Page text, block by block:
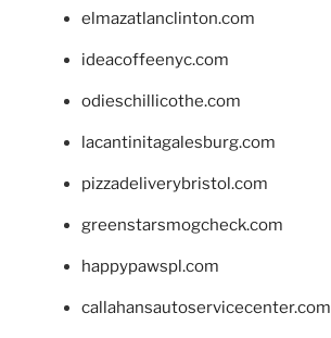
elmazatlanclinton.com
ideacoffeenyc.com
odieschillicothe.com
lacantinitagalesburg.com
pizzadeliverybristol.com
greenstarsmogcheck.com
happypawspl.com
callahansautoservicecenter.com